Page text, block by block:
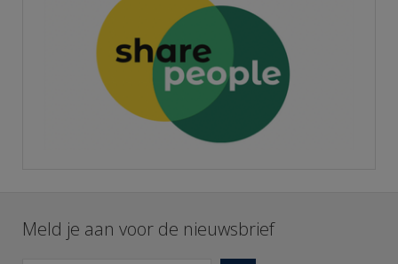
Meld je aan voor de nieuwsbrief